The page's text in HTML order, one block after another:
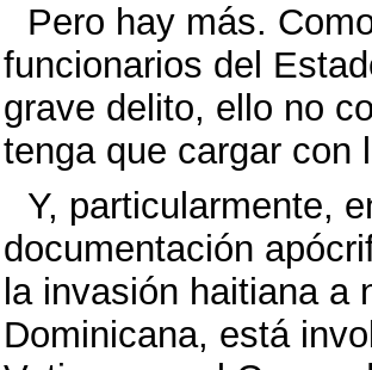
Pero hay más.
funcionarios del
grave delito, ello no
tenga que cargar con
Y, particularmente,
documentación
la invasión haitiana a
Dominicana, está